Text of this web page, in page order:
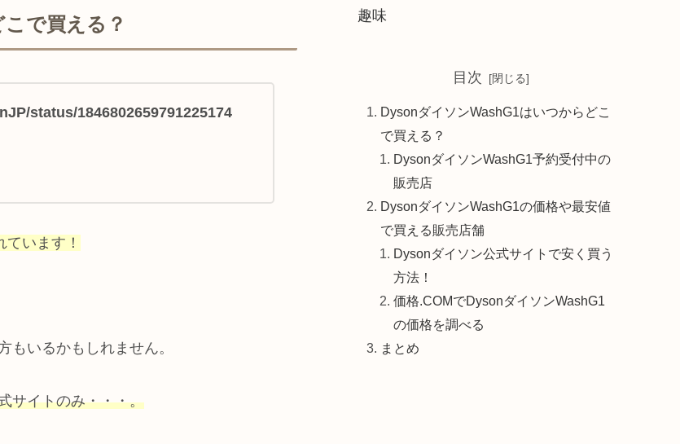
で買える？
status/1846802659791225174
います！
もいるかもしれません。
サイトのみ・・・。
趣味
目次
DysonダイソンWashG1はいつからどこ
で買える？
DysonダイソンWashG1予約受付中の
販売店
DysonダイソンWashG1の価格や最安値
で買える販売店舗
Dysonダイソン公式サイトで安く買う
方法！
価格.COMでDysonダイソンWashG1
の価格を調べる
まとめ